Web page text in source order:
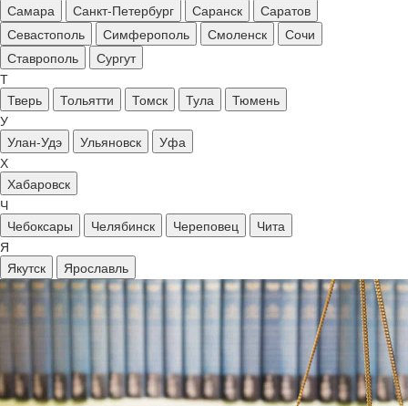
Самара
Санкт-Петербург Саранск
Саратов
Севастополь
Симферополь Смоленск
Сочи
Ставрополь
Сургут
Т
Тверь
Тольятти Томск Тула
Тюмень
У
Улан-Удэ
Ульяновск
Уфа
Х
Хабаровск
Ч
Чебоксары
Челябинск Череповец
Чита
Я
Якутск
Ярославль